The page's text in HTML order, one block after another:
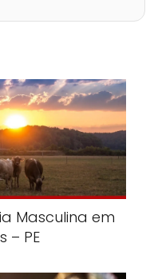
Masculina em
– PE